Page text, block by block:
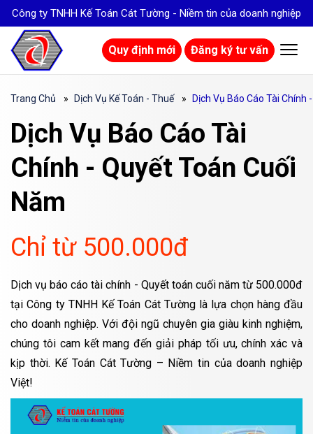
Công ty TNHH Kế Toán Cát Tường - Niềm tin của doanh nghiệp
Quy định mới Đăng ký tư vấn
Trang Chủ Dịch Vụ Kế Toán - Thuế Dịch Vụ Báo Cáo Tài
Dịch Vụ Báo Cáo Tài
Chính - Quyết Toán Cuối
Năm
Chỉ từ 500.000đ
Dịch vụ báo cáo tài chính - Quyết toán cuối năm từ 500.000đ
tại Công ty TNHH Kế Toán Cát Tường là lựa chọn hàng đầu
cho doanh nghiệp. Với đội ngũ chuyên gia giàu kinh nghiệm,
chúng tôi cam kết mang đến giải pháp tối ưu, chính xác và
kịp thời. Kế Toán Cát Tường – Niềm tin của doanh nghiệp
Việt!